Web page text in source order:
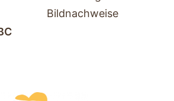
Bildnachweise